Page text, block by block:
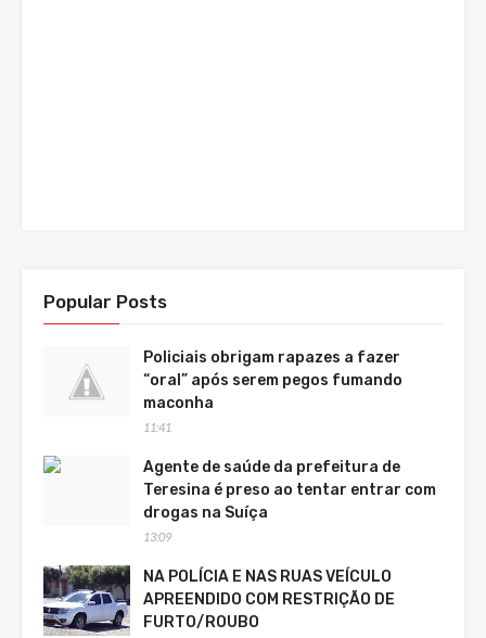
Popular Posts
Policiais obrigam rapazes a fazer
“oral” após serem pegos fumando
maconha
11:41
Agente de saúde da prefeitura de
Teresina é preso ao tentar entrar com
drogas na Suíça
13:09
NA POLÍCIA E NAS RUAS VEÍCULO
APREENDIDO COM RESTRIÇÃO DE
FURTO/ROUBO